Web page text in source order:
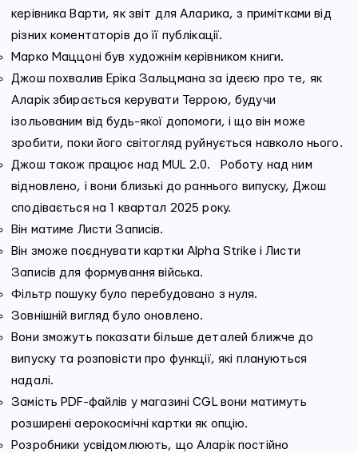
керівника Варти, як звіт для Аларика, з примітками від
різних коментаторів до її публікації.
Марко Маццоні був художнім керівником книги.
Джош похвалив Еріка Зальцмана за ідеєю про те, як
Аларік збирається керувати Террою, будучи
ізольованим від будь-якої допомоги, і що він може
зробити, поки його світогляд руйнується навколо нього.
Джош також працює над MUL 2.0. Роботу над ним
відновлено, і вони близькі до раннього випуску, Джош
сподівається на 1 квартал 2025 року.
Він матиме Листи Записів.
Він зможе поєднувати картки Alpha Strike і Листи
Записів для формування війська.
Фільтр пошуку було перебудовано з нуля.
Зовнішній вигляд було оновлено.
Вони зможуть показати більше деталей ближче до
випуску та розповісти про функції, які плануються
надалі.
Замість PDF-файлів у магазині CGL вони матимуть
розширені аерокосмічні картки як опцію.
Розробники усвідомлюють, що Аларік постійно